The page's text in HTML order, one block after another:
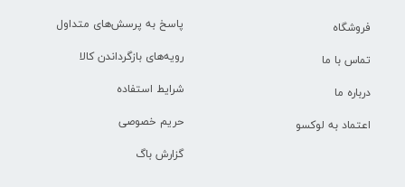
پاسخ به پرسش‌های متداول
رویه‌های بازگرداندن کالا
شرایط استفاده
حریم خصوصی
گزارش باگ
فروشگاه
تماس با ما
درباره ما
اعتماد به لوکسو